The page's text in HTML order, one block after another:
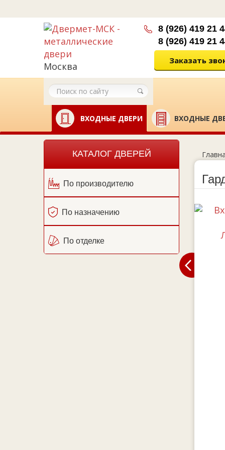
Москва
8 (926) 419 21
8 (926) 419 21
Заказать
ВХОДНЫЕ ДВЕРИ ВХОДНЫЕ
КАТАЛОГ ДВЕРЕЙ
По производителю
По назначению
По отделке